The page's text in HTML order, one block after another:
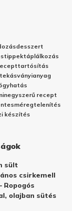
desszert
tippektáplálkozás
tartósítás
ásványianyag
egyszerű recept
méregtelenítés
készítés
sült
csirkemell
Ropogós
olajban sütés